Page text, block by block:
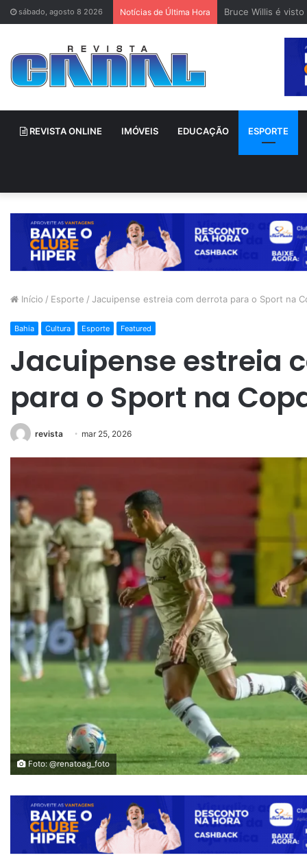
sábado, agosto 8 2026 Notícias de Última Hora Bruce Willis é
REVISTA ONLINE IMÓVEIS EDUCAÇÃO ESPORTE
Início / Esporte / Jacuipense estreia com derrota para o Sport na
Bahia Cultura Esporte Featured
Jacuipense estreia
para o Sport na
revista mar 25, 2026
Foto: @renatoag_foto